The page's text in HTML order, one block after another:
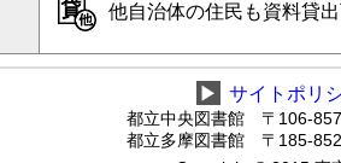
他自治体の住民も資料貸
▶ サイトポリ
都立中央図書館 〒106-
都立多摩図書館 〒185-